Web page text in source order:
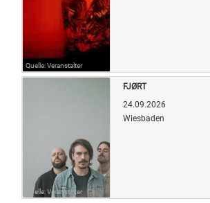
Quelle: Veranstalter
Quelle: Veranstalter
FJØRT
24.09.2026
Wiesbaden